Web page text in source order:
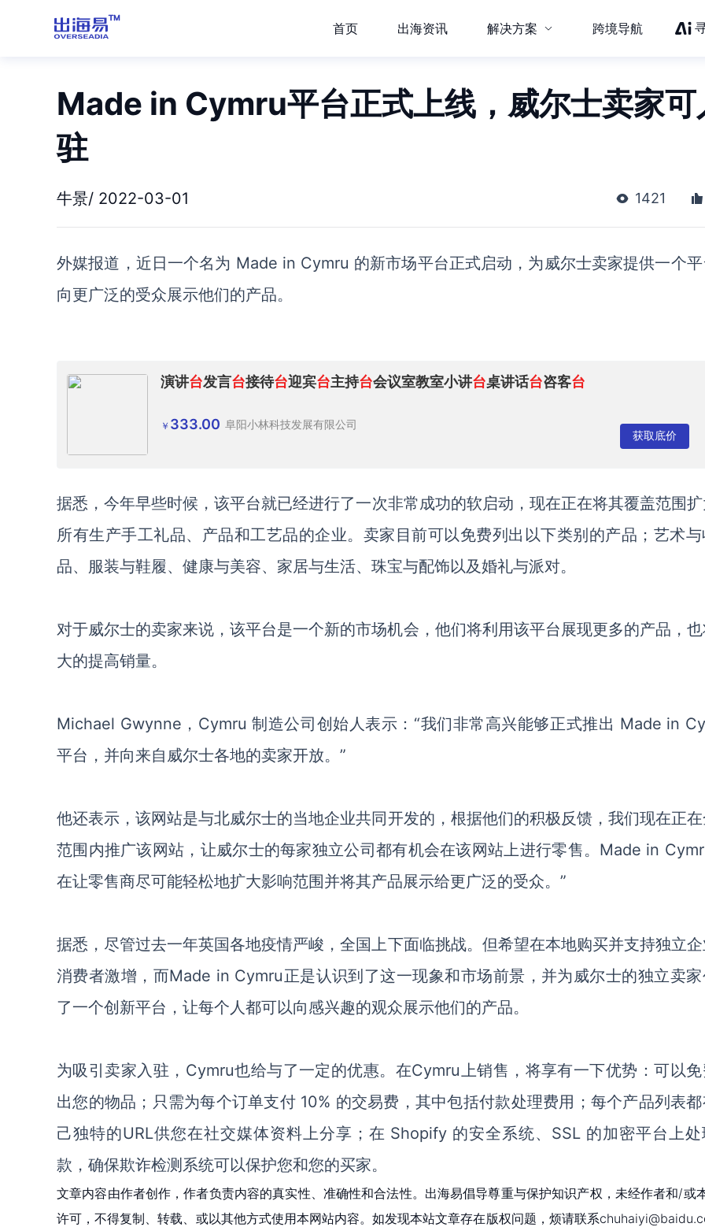
首页 出海资讯 解决方案 跨境导航
Made in Cymru平台正式上线，威尔士卖家可
驻
牛景/ 2022-03-01 1421
外媒报道，近日一个名为 Made in Cymru 的新市场平台正式启动，为威尔士卖家提供一个
向更广泛的受众展示他们的产品。
演讲台发言台接待台迎宾台主持台会议室教室小讲台桌讲话台咨客台
￥ 333.00 阜阳小林科技发展有限公司
获取底价
据悉，今年早些时候，该平台就已经进行了一次非常成功的软启动，现在正在将其覆盖范围
所有生产手工礼品、产品和工艺品的企业。卖家目前可以免费列出以下类别的产品；艺术
品、服装与鞋履、健康与美容、家居与生活、珠宝与配饰以及婚礼与派对。
对于威尔士的卖家来说，该平台是一个新的市场机会，他们将利用该平台展现更多的产品，
大的提高销量。
Michael Gwynne，Cymru 制造公司创始人表示： “我们非常高兴能够正式推出 Made in
平台 ， 并向来自威尔士各地的卖家开放。 ”
他还表示，该网站是与北威尔士的当地企业共同开发的，根据他们的积极反馈，我们现在正
范围内推广该网站，让威尔士的每家独立公司都有机会在该网站上进行零售。 Made in
在让零售商尽可能轻松地扩大影响范围并将其产品展示给更广泛的受众。”
据悉， 尽管过去一年英国各地疫情严峻，全国上下面临挑战。 但希望在本地购买并支持独立
消费者激增 ， 而Made in Cymru正是认识到了这一现象和市场前景 ，并为威尔士的独立卖
了一个创新平台，让每个人都可以向感兴趣的观众展示他们的产品。
为吸引卖家入驻， Cymru也给与了一定的优惠。 在Cymru上销售 ， 将享有一下优势：可以
出您的物品 ； 只需为每个订单支付 10% 的交易费，其中包括付款处理费用 ； 每个产品列表
己独特的URL供您在社交媒体资料上分享 ；在 Shopify 的安全系统、SSL 的加密平台上处
款 ，确保欺诈检测系统可以保护您和您的买家。
文章内容由作者创作，作者负责内容的真实性、准确性和合法性。出海易倡导尊重与保护知识产权，未经作者和/或
许可，不得复制、转载、或以其他方式使用本网站内容。如发现本站文章存在版权问题，烦请联系